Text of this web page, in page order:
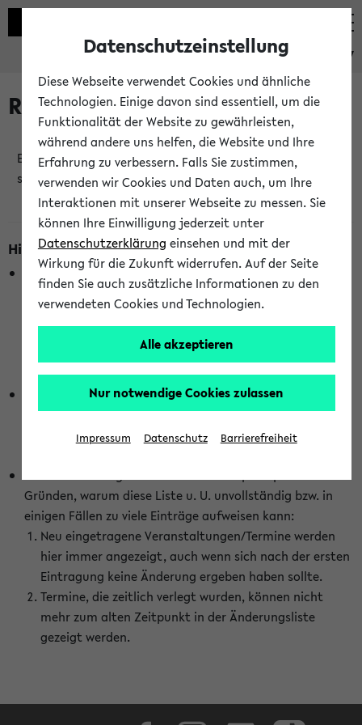
eKVV
Raumänderungen
Es wurden keine Raumänderungen an jetzt
stattfindenden Veranstaltungen gefunden!
Hinweise zur Liste der Raumänderungen
In dieser Liste werden nur Veranstaltungstermine
berücksichtigt, die gerade oder innerhalb der nächsten 2
Stunden stattfinden. Berücksichtigt werden nur Termine,
wurden. Die Anzeige ist semesterübergreifend und nicht
abhängig vom im eKVV gewählten Semester.
Die hier gezeigte Liste von Raumänderungen kann nur
vollständig sein, wenn den Fakultäten von den Lehrenden
die Änderungen zeitnah mitgeteilt und diese Änderungen
Gründen, warum diese Liste u. U. unvollständig bzw. in
einigen Fällen zu viele Einträge aufweisen kann:
Neu eingetragene Veranstaltungen/Termine werden
hier immer angezeigt, auch wenn sich nach der ersten
Eintragung keine Änderung ergeben haben sollte.
Termine, die zeitlich verlegt wurden, können nicht
mehr zum alten Zeitpunkt in der Änderungsliste
gezeigt werden.
Datenschutzeinstellung
Diese Webseite verwendet Cookies und ähnliche
Technologien. Einige davon sind essentiell, um die
Funktionalität der Website zu gewährleisten,
während andere uns helfen, die Website und Ihre
Erfahrung zu verbessern. Falls Sie zustimmen,
verwenden wir Cookies und Daten auch, um Ihre
Interaktionen mit unserer Webseite zu messen. Sie
können Ihre Einwilligung jederzeit unter
Datenschutzerklärung einsehen und mit der
Wirkung für die Zukunft widerrufen. Auf der Seite
finden Sie auch zusätzliche Informationen zu den
verwendeten Cookies und Technologien.
Alle akzeptieren
Nur notwendige Cookies zulassen
Impressum Datenschutz Barrierefreiheit